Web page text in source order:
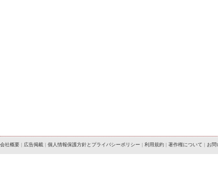
会社概要 | 広告掲載 | 個人情報保護方針とプライバシーポリシー | 利用規約 | 著作権について | お問